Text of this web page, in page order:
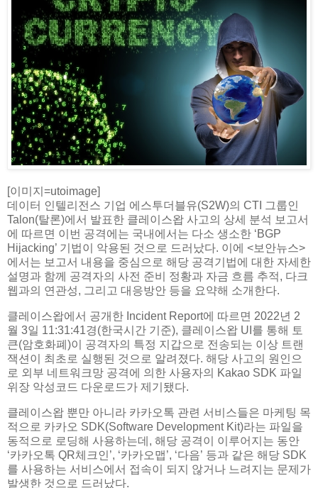
[이미지=utoimage]
데이터 인텔리전스 기업 에스투더블유(S2W)의 CTI 그룹인
Talon(탈론)에서 발표한 클레이스왑 사고의 상세 분석 보고서
에 따르면 이번 공격에는 국내에서는 다소 생소한 ‘BGP
Hijacking’ 기법이 악용된 것으로 드러났다. 이에 <보안뉴스>
에서는 보고서 내용을 중심으로 해당 공격기법에 대한 자세한
설명과 함께 공격자의 사전 준비 정황과 자금 흐름 추적, 다크
웹과의 연관성, 그리고 대응방안 등을 요약해 소개한다.
클레이스왑에서 공개한 Incident Report에 따르면 2022년 2
월 3일 11:31:41경(한국시간 기준), 클레이스왑 UI를 통해 토
큰(암호화폐)이 공격자의 특정 지갑으로 전송되는 이상 트랜
잭션이 최초로 실행된 것으로 알려졌다. 해당 사고의 원인으
로 외부 네트워크망 공격에 의한 사용자의 Kakao SDK 파일
위장 악성코드 다운로드가 제기됐다.
클레이스왑 뿐만 아니라 카카오톡 관련 서비스들은 마케팅 목
적으로 카카오 SDK(Software Development Kit)라는 파일을
동적으로 로딩해 사용하는데, 해당 공격이 이루어지는 동안
‘카카오톡 QR체크인’, ‘카카오맵’, ‘다음’ 등과 같은 해당 SDK
를 사용하는 서비스에서 접속이 되지 않거나 느려지는 문제가
발생한 것으로 드러났다.